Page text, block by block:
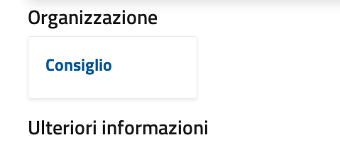
Organizzazione
Consiglio
Ulteriori informazioni